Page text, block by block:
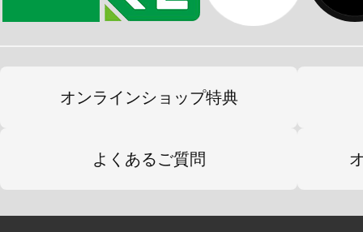
オンラインショップ特典
よくあるご質問